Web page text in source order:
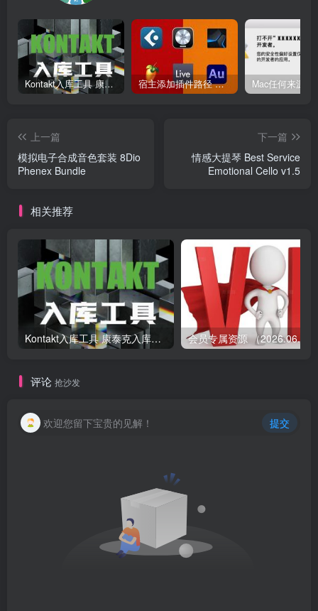
Kontakt入库工具 康泰克入库教程 宿主添加插件路径 插件路径设置 VSTPlugins路径
上一篇
模拟电子合成音色套装 8Dio
Phenex Bundle
下一篇
情感大提琴 Best Service
Emotional Cello v1.5
相关推荐
Kontakt入库工具 康泰克入库教程
评论 抢沙发
欢迎您留下宝贵的见解！ 提交